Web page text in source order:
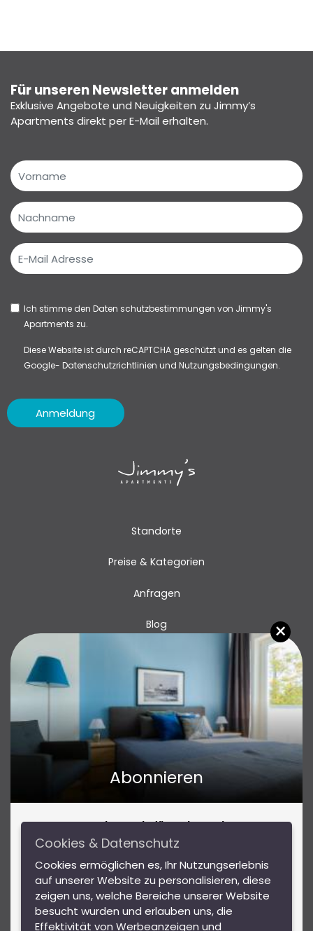
Für unseren Newsletter anmelden
Exklusive Angebote und Neuigkeiten zu Jimmy’s
Apartments direkt per E-Mail erhalten.
Ich stimme den Daten schutzbestimmungen von Jimmy's
Apartments zu.
Diese Website ist durch reCAPTCHA geschützt und es gelten die
Google- Datenschutzrichtlinien und Nutzungsbedingungen.
Anmeldung
Standorte
Preise & Kategorien
Anfragen
Blog
DSGVO
AGB
Abonnieren
×
Abonnieren Sie für Insider-Tipps
Reiseinspirationen und tolle Angebote!
Mit unserem Newsletter bleiben Sie über Events und
Highlights in Wien sowie Gewinnspiele mit tollen
Preisen auf dem Laufenden.
Cookies & Datenschutz
Cookies ermöglichen es, Ihr Nutzungserlebnis
auf unserer Website zu personalisieren, diese
zeigen uns, welche Bereiche unserer Website
besucht wurden und erlauben uns, die
Effektivität von Werbeanzeigen und